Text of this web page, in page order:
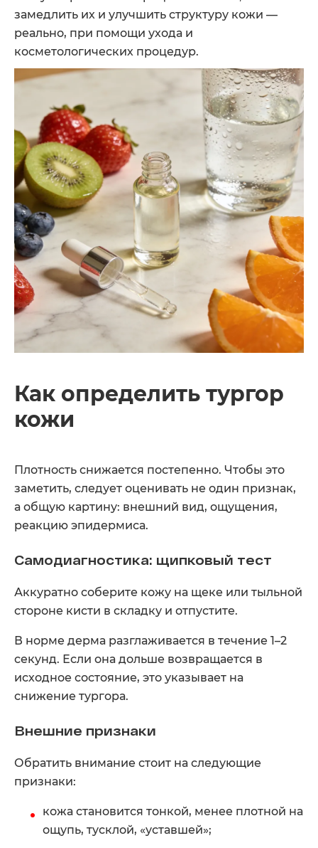
замедлить их и улучшить структуру кожи —
реально, при помощи ухода и
косметологических процедур.
Как определить тургор
кожи
Плотность снижается постепенно. Чтобы это
заметить, следует оценивать не один признак,
а общую картину: внешний вид, ощущения,
реакцию эпидермиса.
Самодиагностика: щипковый тест
Аккуратно соберите кожу на щеке или тыльной
стороне кисти в складку и отпустите.
В норме дерма разглаживается в течение 1–2
секунд. Если она дольше возвращается в
исходное состояние, это указывает на
снижение тургора.
Внешние признаки
Обратить внимание стоит на следующие
признаки:
кожа становится тонкой, менее плотной на
ощупь, тусклой, «уставшей»;